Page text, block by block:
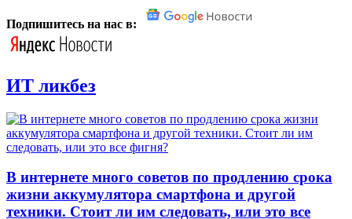
Подпишитесь на нас в:
ИТ ликбез
В интернете много советов по продлению срока
жизни аккумулятора смартфона и другой
техники. Стоит ли им следовать, или это все